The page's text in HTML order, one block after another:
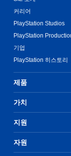
커리어
PlayStation Studios
PlayStation
기업
PlayStation 히스토리
제품
가치
지원
자원